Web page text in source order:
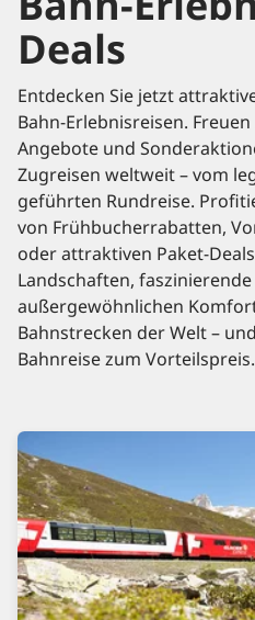
Deals
Entdecken Sie jetzt
Bahn-Erlebnisreisen.
Angebote und
Zugreisen weltweit – vom
geführten Rundreise.
von Frühbucherrabatten,
oder attraktiven Paket-
Landschaften,
außergewöhnlichen
Bahnstrecken der Welt –
Bahnreise zum Vorteilspreis.